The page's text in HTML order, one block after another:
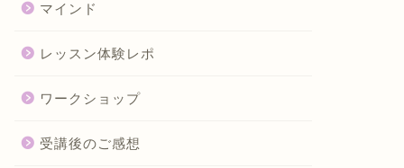
マインド
レッスン体験レポ
ワークショップ
受講後のご感想